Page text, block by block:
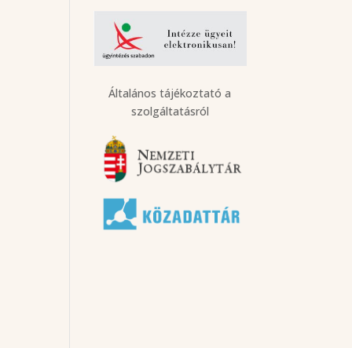
Általános tájékoztató a
szolgáltatásról